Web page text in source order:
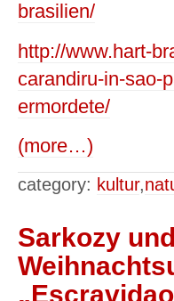
brasilien/
http://www.hart-
carandiru-in-sao-
ermordete/
(more…)
category: kultur,
Sarkozy